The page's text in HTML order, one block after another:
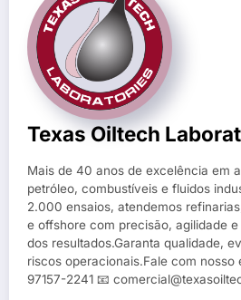
Texas Oiltech
Mais de 40 anos de excelência em
petróleo, combustíveis e fluidos
2.000 ensaios, atendemos
e offshore com precisão, agilidade
dos resultados.Garanta qualidade,
riscos operacionais.Fale com nosso
97157-2241 📧